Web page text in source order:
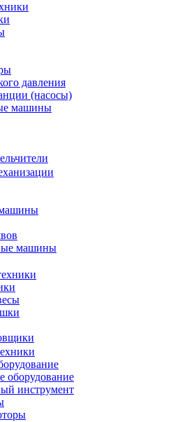
давления
(насосы)
машины
машины
оборудование
инструмент